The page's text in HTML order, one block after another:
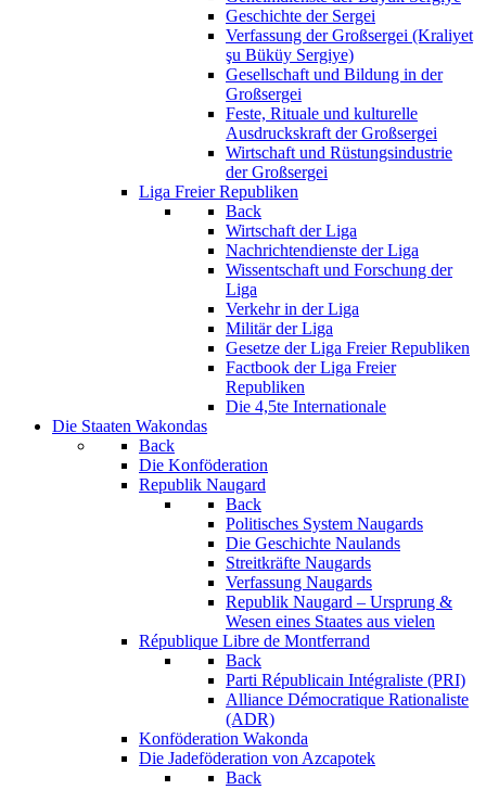
Geschichte der Sergei
Verfassung der Großsergei (Kraliyet
şu Büküy Sergiye)
Gesellschaft und Bildung in der
Großsergei
Feste, Rituale und kulturelle
Ausdruckskraft der Großsergei
Wirtschaft und Rüstungsindustrie
der Großsergei
Liga Freier Republiken
Back
Wirtschaft der Liga
Nachrichtendienste der Liga
Wissentschaft und Forschung der
Liga
Verkehr in der Liga
Militär der Liga
Gesetze der Liga Freier Republiken
Factbook der Liga Freier
Republiken
Die 4,5te Internationale
Die Staaten Wakondas
Back
Die Konföderation
Republik Naugard
Back
Politisches System Naugards
Die Geschichte Naulands
Streitkräfte Naugards
Verfassung Naugards
Republik Naugard – Ursprung &
Wesen eines Staates aus vielen
République Libre de Montferrand
Back
Parti Républicain Intégraliste (PRI)
Alliance Démocratique Rationaliste
(ADR)
Konföderation Wakonda
Die Jadeföderation von Azcapotek
Back